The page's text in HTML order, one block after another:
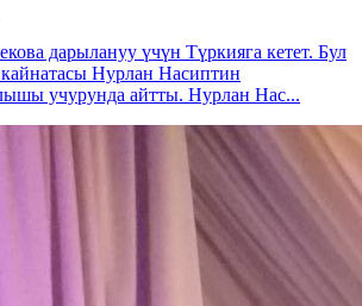
дарылануу үчүн Түркияга кетет. Бул
Нурлан Насиптин
учурунда айтты. Нурлан Нас...